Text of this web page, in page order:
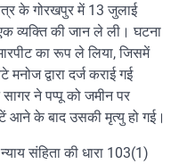
के गोरखपुर में 13 जुलाई
व्यक्ति की जान ले ली। घटना
का रूप ले लिया, जिसमें
द्वारा दर्ज कराई गई
ने पप्पू को जमीन पर
आने के बाद उसकी मृत्यु हो गई।
संहिता की धारा 103(1)